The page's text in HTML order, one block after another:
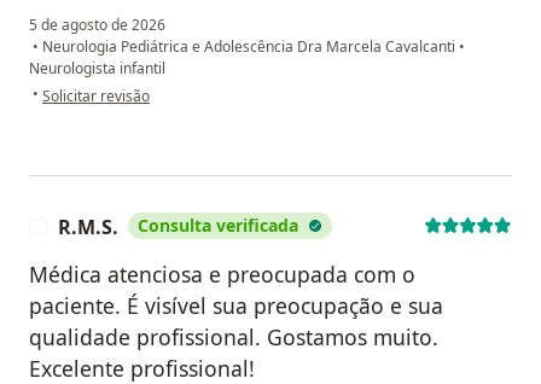
5 de agosto de 2026
• Neurologia Pediátrica e Adolescência Dra Marcela Cavalcanti •
Neurologista infantil
• na opinião do utilizador Monica Martins
Solicitar revisão
R.M.S. Consulta verificada
Médica atenciosa e preocupada com o
paciente. É visível sua preocupação e sua
qualidade profissional. Gostamos muito.
Excelente profissional!